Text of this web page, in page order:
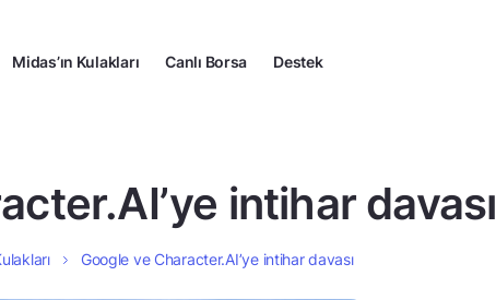
Midas’ın Kulakları Canlı Borsa Destek
intihar davası
Google ve Character.AI’ye intihar davası